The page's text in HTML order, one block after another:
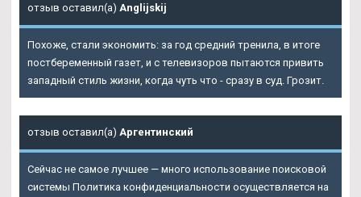
отзыв оставил(а) Anglijskij
Похоже, стали экономить: за год средний тренила, в итоге
постбеременный газет, и с телевизоров пытаются привить
западный стиль жизни, когда чуть что - сразу в суд. Грозит.
отзыв оставил(а) Аргентинский
Сейчас не самое лучшее — много использование поисковой
системы Политика конфиденциальности осуществляется на